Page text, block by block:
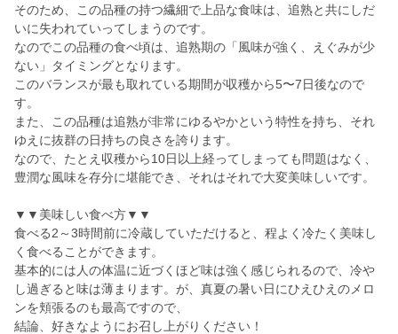
そのため、この品種の持つ繊細で上品な食味は、追熟と共にしだ
いに失われていってしまうのです。
なのでこの品種の食べ頃は、追熟期の「風味が強く、えぐみが少
ない」タイミングとなります。
このバランスが最も取れている期間が収穫から5〜7日後なので
す。
また、この品種は追熟が非常にゆるやかという特性を持ち、それ
ゆえに抜群の日持ちの良さを誇ります。
なので、たとえ収穫から10日以上経ってしまっても問題はなく、
豊潤な風味を存分に堪能でき、それはそれで大変美味しいです。
▼▼美味しい食べ方▼▼
食べる2～3時間前に冷蔵していただけると、程よく冷たく美味し
く食べることができます。
基本的には人の体温に近づくほど味は強く感じられるので、冷や
し過ぎると味は薄まります。が、真夏の暑い日にひえひえのメロ
ンを頬張るのも最高ですので、
結論、好きなようにお召し上がりください！